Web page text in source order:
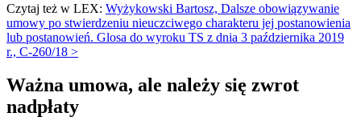
Czytaj też w LEX: Wyżykowski Bartosz, Dalsze obowiązywanie
umowy po stwierdzeniu nieuczciwego charakteru jej postanowienia
lub postanowień. Glosa do wyroku TS z dnia 3 października 2019
r., C-260/18 >
Ważna umowa, ale należy się zwrot
nadpłaty